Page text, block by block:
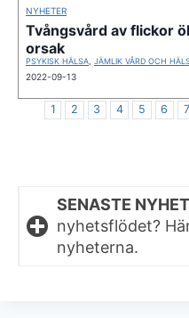
NYHETER
Tvångsvård av flickor
orsak
PSYKISK HÄLSA JÄMLIK VÅRD OCH
2022-09-13
1 2 3 4 5 6 7
SENASTE
nyhetsflödet?
nyheterna.